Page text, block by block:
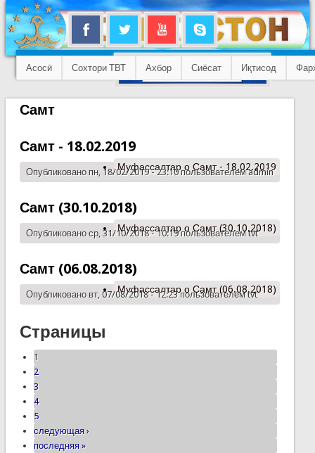
Асосӣ Сохтори ТВТ Ахбор Сиёсат Иқтисод
Самт
Самт - 18.02.2019
Опубликовано пн, 18/02/2019 - 23:10 пользователемadmin
Муфассалтаро Самт - 18.02.2019
Самт (30.10.2018)
Опубликовано ср, 31/10/2018 - 10:19 пользователемtvt
Муфассалтаро Самт (30.10.2018)
Самт (06.08.2018)
Опубликовано вт, 07/08/2018 - 12:23 пользователемtvt
Муфассалтаро Самт (06.08.2018)
Страницы
1
2
3
4
5
следующая ›
последняя »